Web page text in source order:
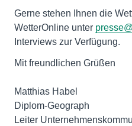
Gerne stehen Ihnen die
WetterOnline unter
Interviews zur Verfügung.
Mit freundlichen Grüßen
Matthias Habel
Diplom-Geograph
Leiter